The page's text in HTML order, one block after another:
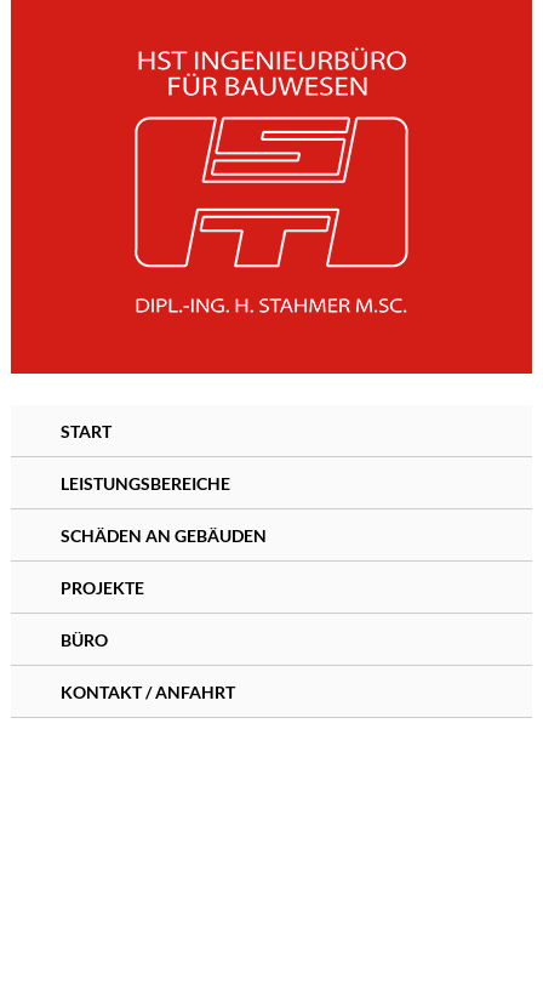
START
LEISTUNGSBEREICHE
SCHÄDEN AN GEBÄUDEN
PROJEKTE
BÜRO
KONTAKT / ANFAHRT